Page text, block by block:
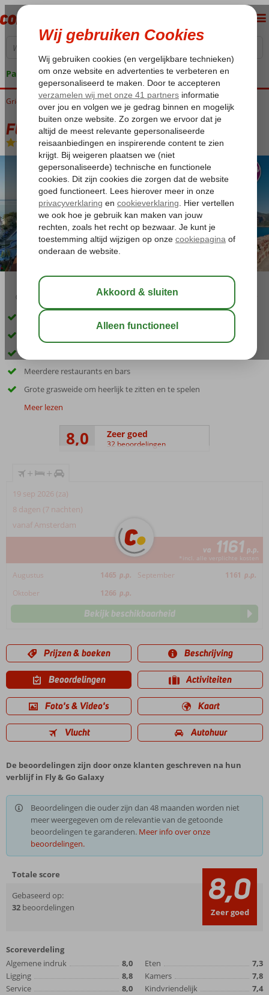
Pakketgarantie
Home
Griekenland Zakynthos Laganas Fly & Go Galaxy
Fly & Go Galaxy
All Inclusive-Hotel
03:05
Inclusief huurauto
Direct aan het zandstrand
Meerdere restaurants en bars
Grote grasweide om heerlijk te zitten en te spelen
Meer lezen
8,0 Zeer goed
32 beoordelingen
+ +
19 sep 2026 (za)
8 dagen (7 nachten)
vanaf Amsterdam
va 1161 p.p.
*incl. alle verplichte kosten
Augustus 1465 p.p. September 1161 p.p.
Oktober
1266 p.p.
Bekijk beschikbaarheid
Prijzen & boeken Beschrijving
Beoordelingen Activiteiten
Foto's & Video's Kaart
Vlucht Autohuur
De beoordelingen zijn door onze klanten geschreven na hun
verblijf in Fly & Go Galaxy
Beoordelingen die ouder zijn dan 48 maanden worden niet
meer weergegeven om de relevantie van de getoonde
beoordelingen te garanderen. Meer info over onze
beoordelingen.
Totale score
Gebaseerd op:
32 beoordelingen 8,0
Zeer goed
Scoreverdeling
Algemene indruk
8,0
Ligging
8,8
Service
8,0
Eten
7,3
Kamers
7,8
Kindvriendelijk
7,4